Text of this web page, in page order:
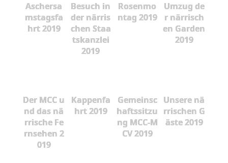
Aschersa
mstagsfa
hrt 2019
Besuch in
der närris
chen Staa
tskanzlei
2019
Rosenmo
ntag 2019
Umzug de
r närrisch
en Garden
2019
Der MCC u
nd das nä
rrische Fe
rnsehen 2
019
Kappenfa
hrt 2019
Gemeinsc
haftssitzu
ng MCC-M
CV 2019
Unsere nä
rrischen G
äste 2019